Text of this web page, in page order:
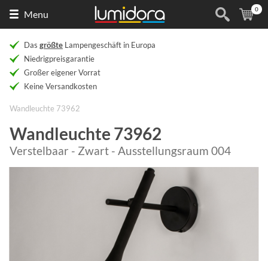
Menu (
0
Das größte Lampengeschäft in Europa
Niedrigpreisgarantie
Großer eigener Vorrat
Keine Versandkosten
Wandleuchte 73962
Wandleuchte 73962
Verstelbaar - Zwart - Ausstellungsraum 004